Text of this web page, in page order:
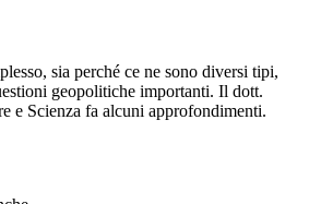
sia perché ce ne sono diversi tipi,
geopolitiche importanti. Il dott.
e Scienza fa alcuni approfondimenti.